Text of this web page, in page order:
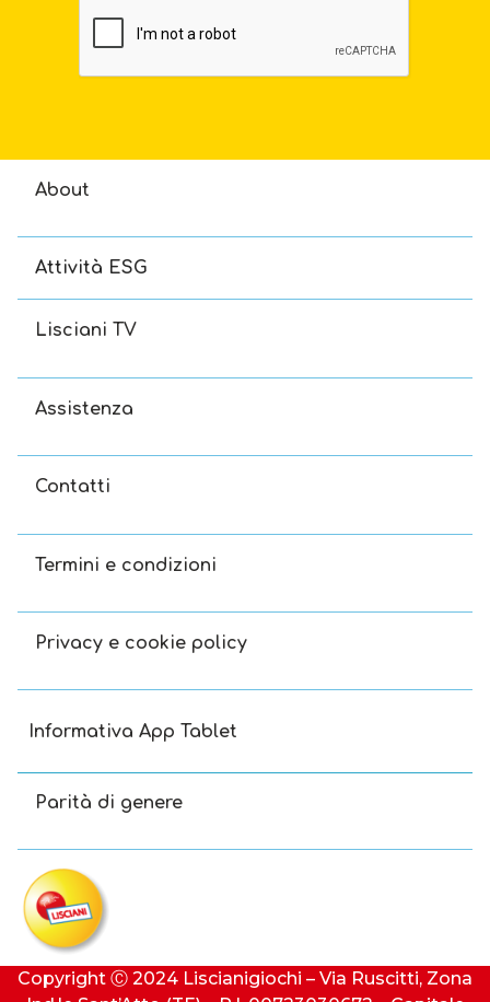
About
Attività ESG
Lisciani TV
Assistenza
Contatti
Termini e condizioni
Privacy e cookie policy
Informativa App Tablet
Parità di genere
Copyright Ⓒ 2024 Liscianigiochi – Via Ruscitti, Zona